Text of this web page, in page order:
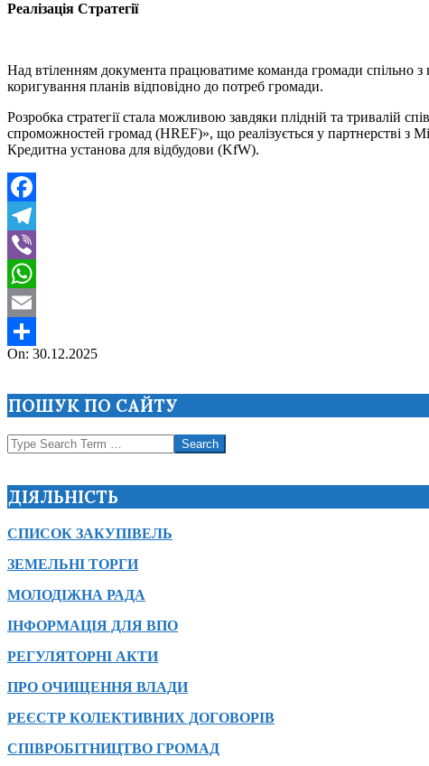
Реалізація Стратегії
Над втіленням документа працюватиме команда громади спільно з
коригування планів відповідно до потреб громади.
Розробка стратегії стала можливою завдяки плідній та тривалій
спроможностей громад (HREF)», що реалізується у партнерстві з
Кредитна установа для відбудови (KfW).
Facebook
Telegram
Viber
WhatsApp
Email
Поділитися
2025-
On: 30.12.2025
ПОШУК ПО САЙТУ
Search
ДІЯЛЬНІСТЬ
СПИСОК ЗАКУПІВЕЛЬ
ЗЕМЕЛЬНІ ТОРГИ
МОЛОДІЖНА РАДА
ІНФОРМАЦІЯ ДЛЯ ВПО
РЕГУЛЯТОРНІ АКТИ
ПРО ОЧИЩЕННЯ ВЛАДИ
РЕЄСТР КОЛЕКТИВНИХ ДОГОВОРІВ
СПІВРОБІТНИЦТВО ГРОМАД